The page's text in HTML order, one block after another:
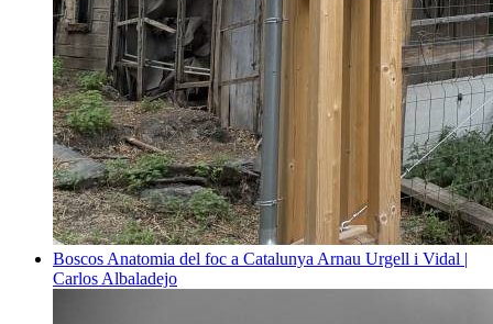
Boscos Anatomia del foc a Catalunya Arnau Urgell i Vidal |
Carlos Albaladejo